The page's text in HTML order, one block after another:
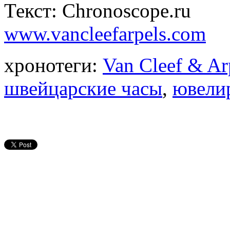
Текст: Chronoscope.ru
www.vancleefarpels.com
хронотеги: Van Cleef &
швейцарские часы,